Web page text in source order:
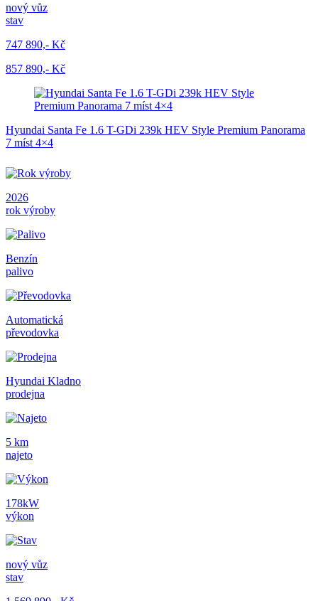
nový vůz
stav
747 890,- Kč
857 890,- Kč
Hyundai Santa Fe 1.6 T-GDi 239k HEV Style Premium Panorama
7 míst 4×4
2026
rok výroby
Benzín
palivo
Automatická
převodovka
Hyundai Kladno
prodejna
5 km
najeto
178kW
výkon
nový vůz
stav